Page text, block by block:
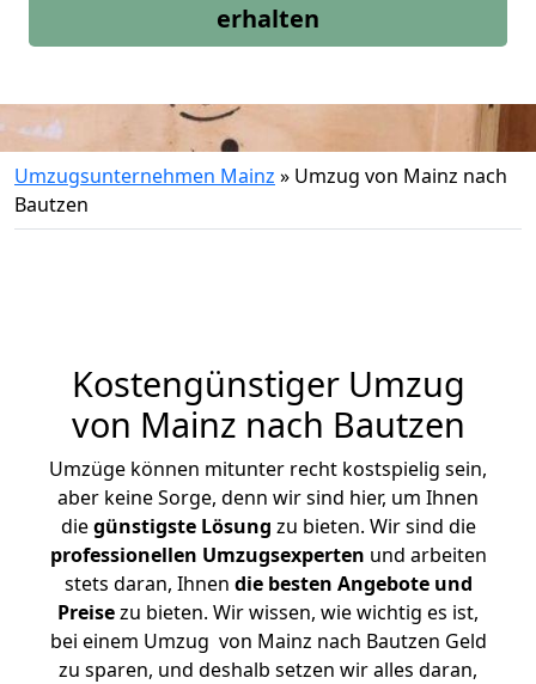
erhalten
Umzugsunternehmen Mainz » Umzug von Mainz nach
Bautzen
Kostengünstiger Umzug
von Mainz nach Bautzen
Umzüge können mitunter recht kostspielig sein,
aber keine Sorge, denn wir sind hier, um Ihnen
diegünstigste Lösung zu bieten. Wir sind die
professionellen Umzugsexperten und arbeiten
stets daran, Ihnen die besten Angebote und
Preisezu bieten. Wir wissen, wie wichtig es ist,
bei einem Umzug von Mainz nach Bautzen Geld
zu sparen, und deshalb setzen wir alles daran,